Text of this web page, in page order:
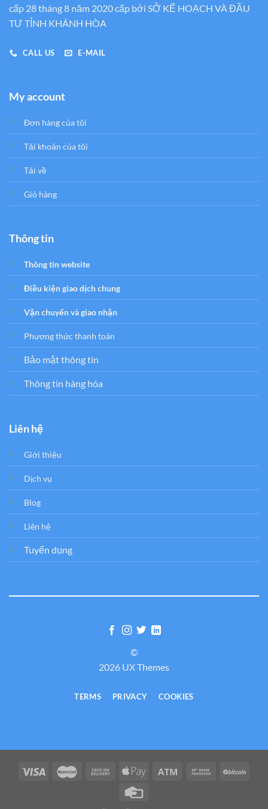
cấp 28 tháng 8 năm 2020 cấp bới SỞ KẾ HOẠCH VÀ ĐẦU
TƯ TỈNH KHÁNH HÒA
CALL US E-MAIL
My account
Đơn hàng của tôi
Tải khoản của tôi
Tải về
Giỏ hàng
Thông tin
Thông tin website
Điều kiện giao dịch chung
Vận chuyển và giao nhận
Phương thức thanh toán
Bảo mật thông tin
Thông tin hàng hóa
Liên hệ
Giới thiệu
Dịch vụ
Blog
Liên hệ
Tuyển dụng
©
2026 UX Themes
TERMS PRIVACY COOKIES